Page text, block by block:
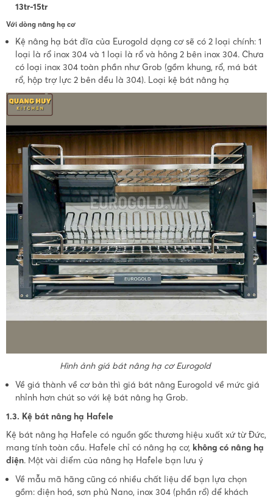
13tr-15tr
Với dòng nâng hạ cơ
Kệ nâng hạ bát đĩa của Eurogold dạng cơ sẽ có 2 loại chính: 1
loại là rổ inox 304 và 1 loại là rổ và hông 2 bên inox 304. Chưa
có loại inox 304 toàn phần như Grob (gồm khung, rổ, má bát
rổ, hộp trợ lực 2 bên đều là 304). Loại kệ bát nâng hạ
Hình ảnh giá bát nâng hạ cơ Eurogold
Về giá thành về cơ bản thì giá bát nâng Eurogold về mức giá
nhỉnh hơn chút so với kệ bát nâng hạ Grob.
1.3. Kệ bát nâng hạ Hafele
Kệ bát nâng hạ Hafele có nguồn gốc thương hiệu xuất xứ từ Đức,
mang tính toàn cầu. Hafele chỉ có nâng hạ cơ, không có nâng hạ
điện. Một vài điểm của nâng hạ Hafele bạn lưu ý
Về mẫu mã hãng cũng có nhiều chất liệu để bạn lựa chọn
gồm: điện hoá, sơn phủ Nano, inox 304 (phần rổ) để khách